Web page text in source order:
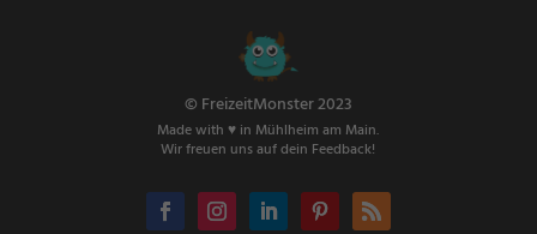
© FreizeitMonster 2023
Made with ♥ in Mühlheim am Main.
Wir freuen uns auf dein Feedback!